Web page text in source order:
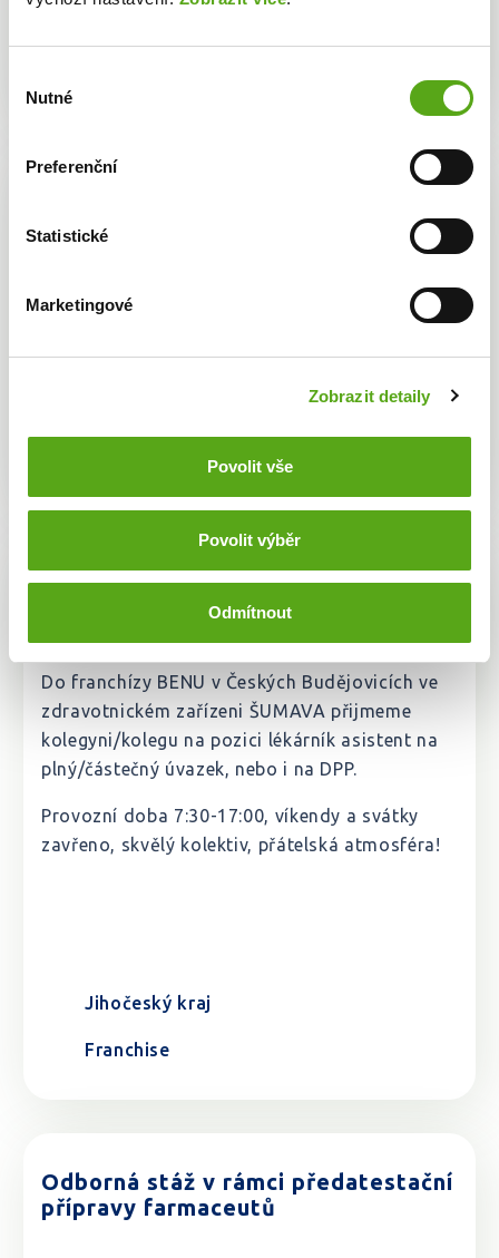
souhlasu
Nutné
Preferenční
Statistické
Marketingové
Zobrazit detaily
Povolit vše
Povolit výběr
Odmítnout
Najděte jistotu #podnašimikřídly a rozšiřte náš
LÉKÁRNÍK ASISTENT - České
Do franchízy BENU v Českých Budějovicích ve
zdravotnickém zařízeni ŠUMAVA přijmeme
kolegyni/kolegu na pozici lékárník asistent na
plný/částečný úvazek, nebo i na DPP.
Provozní doba 7:30-17:00, víkendy a svátky
zavřeno, skvělý kolektiv, přátelská atmosféra!
Jihočeský kraj
Franchise
Odborná stáž v rámci předatestační
přípravy farmaceutů